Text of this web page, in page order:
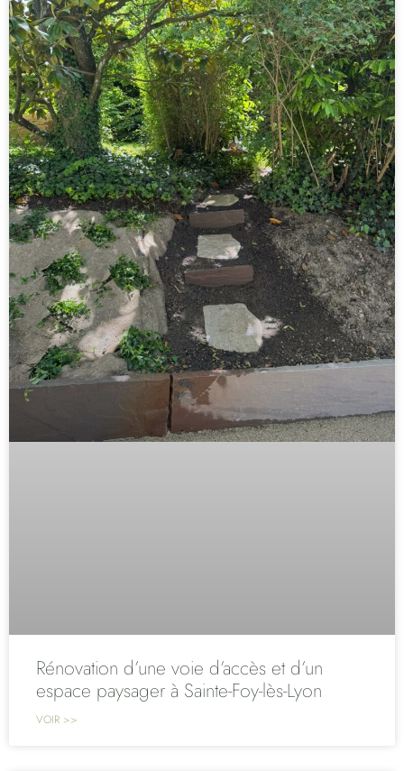
Rénovation d’une voie d’accès et d’un
espace paysager à Sainte-Foy-lès-Lyon
VOIR >>